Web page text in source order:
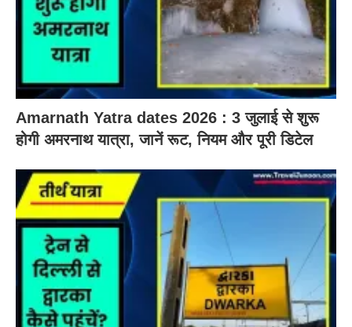
Amarnath Yatra dates 2026 : 3 जुलाई से शुरू
होगी अमरनाथ यात्रा, जानें रूट, नियम और पूरी डिटेल